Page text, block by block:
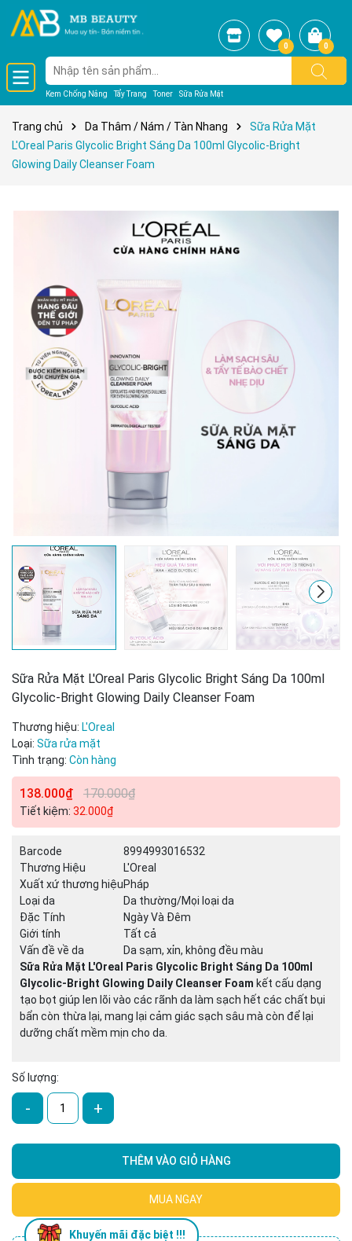
Kem Chống Nắng Tẩy Trang Toner Sữa Rửa Mặt
0 0
Trang chủ Da Thâm / Nám / Tàn Nhang
Sữa Rửa Mặt
L'Oreal Paris Glycolic Bright Sáng Da 100ml Glycolic-Bright
Glowing Daily Cleanser Foam
Sữa Rửa Mặt L'Oreal Paris Glycolic Bright Sáng Da 100ml
Glycolic-Bright Glowing Daily Cleanser Foam
Thương hiệu: L'Oreal
Loại: Sữa rửa mặt
Tình trạng: Còn hàng
138.000₫ 170.000₫
Tiết kiệm: 32.000₫
Barcode
8994993016532
Thương Hiệu
L'Oreal
Xuất xứ thương hiệuPháp
Loại da
Da thường/Mọi loại da
Đặc Tính
Ngày Và Đêm
Giới tính
Tất cả
Vấn đề về da
Da sạm, xỉn, không đều màu
Sữa Rửa Mặt L'Oreal Paris Glycolic Bright Sáng Da 100ml
Glycolic-Bright Glowing Daily Cleanser Foam kết cấu dạng
tạo bọt giúp len lõi vào các rãnh da làm sạch hết các chất bụi
bẩn còn thừa lại, mang lại cảm giác sạch sâu mà còn để lại
dưỡng chất mềm mịn cho da.
Số lượng:
- +
THÊM VÀO GIỎ HÀNG
MUA NGAY
Khuyến mãi đặc biệt !!!
Mã giảm giá: